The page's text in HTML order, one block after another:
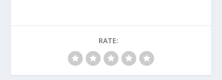
RATE: